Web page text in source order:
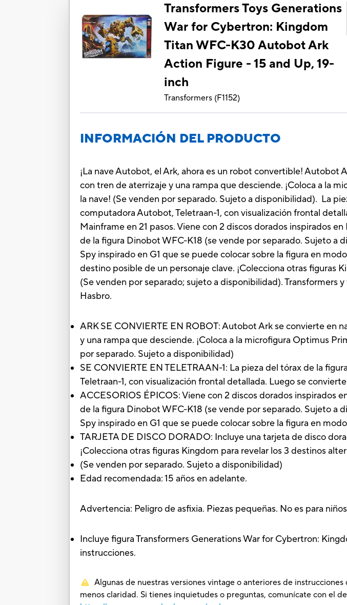
Transformers Toys Generations
War for Cybertron: Kingdom
Titan WFC-K30 Autobot Ark
Action Figure - 15 and Up, 19-
inch
Transformers (F1152)
INFORMACIÓN DEL PRODUCTO
¡La nave Autobot, el Ark, ahora es un robot convertible! Autobot
con tren de aterrizaje y una rampa que desciende. ¡Coloca a la
la nave! (Se venden por separado. Sujeto a disponibilidad). La
computadora Autobot, Teletraan-1, con visualización frontal
Mainframe en 21 pasos. Viene con 2 discos dorados inspirados
de la figura Dinobot WFC-K18 (se vende por separado. Sujeto a
Spy inspirado en G1 que se puede colocar sobre la figura en
destino posible de un personaje clave. ¡Colecciona otras figuras
(Se venden por separado; sujeto a disponibilidad). Transformers
Hasbro.
ARK SE CONVIERTE EN ROBOT: Autobot Ark se convierte en
y una rampa que desciende. ¡Coloca a la microfigura Optimus
por separado. Sujeto a disponibilidad)
SE CONVIERTE EN TELETRAAN-1: La pieza del tórax de la
Teletraan-1, con visualización frontal detallada. Luego se
ACCESORIOS ÉPICOS: Viene con 2 discos dorados inspirados
de la figura Dinobot WFC-K18 (se vende por separado. Sujeto a
Spy inspirado en G1 que se puede colocar sobre la figura en
TARJETA DE DISCO DORADO: Incluye una tarjeta de disco
¡Colecciona otras figuras Kingdom para revelar los 3 destinos
(Se venden por separado. Sujeto a disponibilidad)
Edad recomendada: 15 años en adelante.
Advertencia: Peligro de asfixia. Piezas pequeñas. No es para
Incluye figura Transformers Generations War for Cybertron:
instrucciones.
Algunas de nuestras versiones vintage o anteriores de
menos claridad. Si tienes inquietudes o preguntas, comunícate con el